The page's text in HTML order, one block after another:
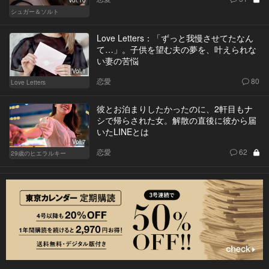
シュガー＆ソルト
Vol.1
Love Letters
Love Letters：「ずっと我慢させてたなん
て…」。子供を望む夫の夢を、叶えられな
い妻の苦悩
恋愛 80
Vol.7
29歳のヒエラルキー
彼とお泊まりしたかったのに、2軒目もナ
シで帰らされた女。解散の直後に彼から届
いたLINEとは
恋愛 62